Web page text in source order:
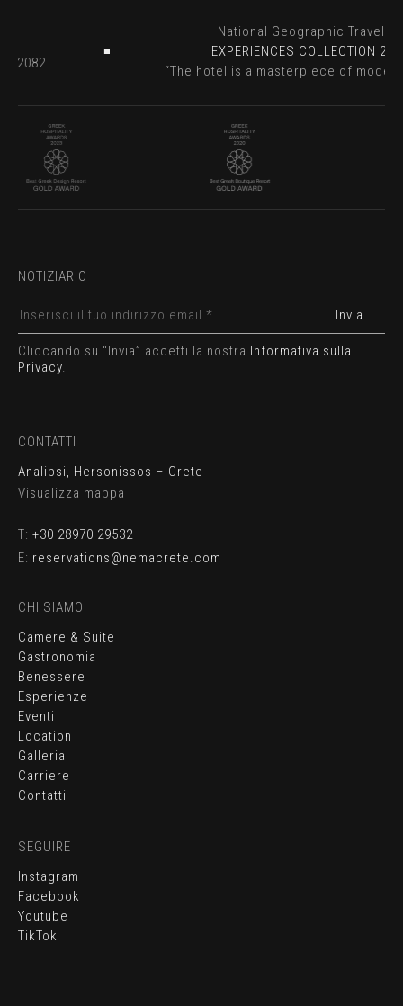
BOOK ONLINE
CONTATTI
EVENTI
- 2082
National Geographic
EXPERIENCES COLLECTION
“The hotel is a masterpiece of
CONTATTI
Analipsi, Hersonissos – Crete
Visualizza mappa
T: +30 28970 29532
E: reservations@nemacrete.com
CHI SIAMO
Camere & Suite
Gastronomia
Benessere
Esperienze
Eventi
Location
Galleria
Carriere
Contatti
SEGUIRE
Instagram
Facebook
Youtube
TikTok
NOTIZIARIO
Cliccando su “Invia” accetti la nostra Informativa sulla
Privacy.